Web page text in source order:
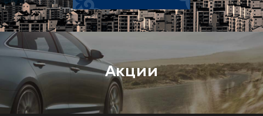
Акции